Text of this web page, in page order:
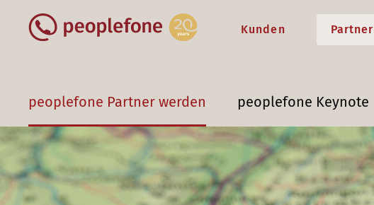
Kunden Partner
peoplefone Partner werden peoplefone Keynote